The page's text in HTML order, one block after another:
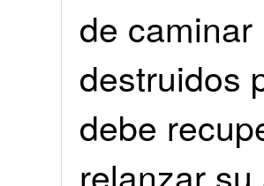
de
destruidos
debe
relanzar